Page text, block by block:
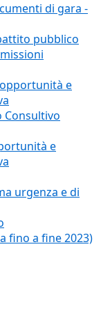
di gara -
pubblico
e
Consultivo
e
urgenza e di
fino a fine 2023)